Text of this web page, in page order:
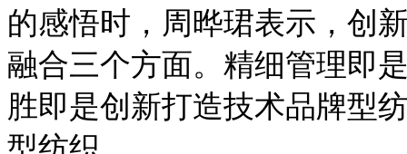
的感悟时，周晔珺表示，创
融合三个方面。精细管理即
胜即是创新打造技术品牌型